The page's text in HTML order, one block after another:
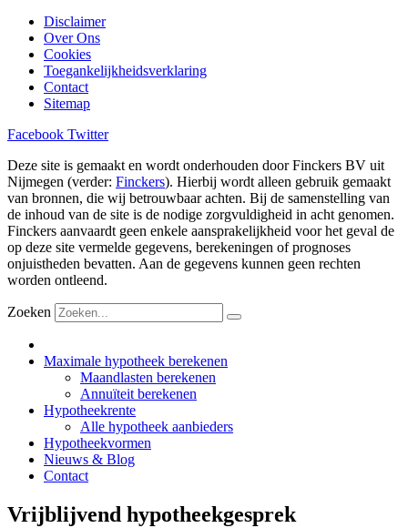
Disclaimer
Over Ons
Cookies
Toegankelijkheidsverklaring
Contact
Sitemap
Facebook Twitter
Deze site is gemaakt en wordt onderhouden door Finckers BV uit
Nijmegen (verder: Finckers). Hierbij wordt alleen gebruik gemaakt
van bronnen, die wij betrouwbaar achten. Bij de samenstelling van
de inhoud van de site is de nodige zorgvuldigheid in acht genomen.
Finckers aanvaardt geen enkele aansprakelijkheid voor het geval de
op deze site vermelde gegevens, berekeningen of prognoses
onjuistheden bevatten. Aan de gegevens kunnen geen rechten
worden ontleend.
Zoeken
Maximale hypotheek berekenen
Maandlasten berekenen
Annuïteit berekenen
Hypotheekrente
Alle hypotheek aanbieders
Hypotheekvormen
Nieuws & Blog
Contact
Vrijblijvend hypotheekgesprek